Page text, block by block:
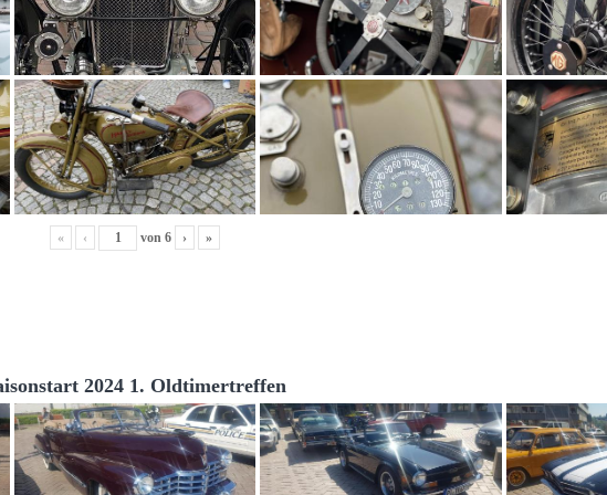
« ‹ von 6 › »
2024 1. Oldtimertreffen